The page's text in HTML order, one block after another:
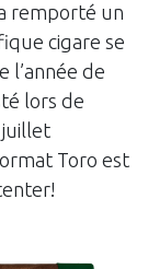
remporté un
cigare se
l’année de
lors de
juillet
Toro est